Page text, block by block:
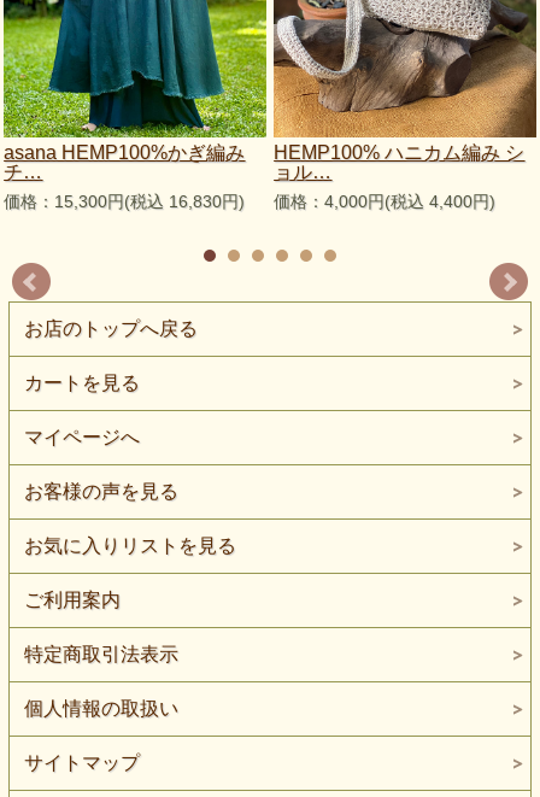
asana HEMP100%かぎ編み
チ…
価格：15,300円(税込 16,830円)
HEMP100% ハニカム編み シ
ョル…
価格：4,000円(税込 4,400円)
お店のトップへ戻る
カートを見る
マイページへ
お客様の声を見る
お気に入りリストを見る
ご利用案内
特定商取引法表示
個人情報の取扱い
サイトマップ